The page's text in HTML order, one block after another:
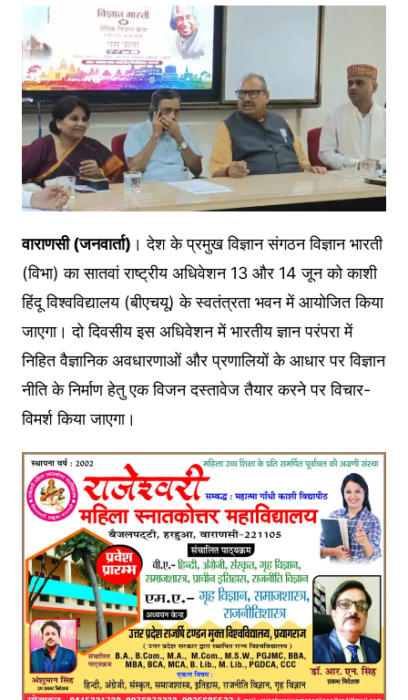
वाराणसी (जनवार्ता) । देश के प्रमुख विज्ञान संगठन विज्ञान भारती
(विभा) का सातवां राष्ट्रीय अधिवेशन 13 और 14 जून को काशी
हिंदू विश्वविद्यालय (बीएचयू) के स्वतंत्रता भवन में आयोजित किया
जाएगा। दो दिवसीय इस अधिवेशन में भारतीय ज्ञान परंपरा में
निहित वैज्ञानिक अवधारणाओं और प्रणालियों के आधार पर विज्ञान
नीति के निर्माण हेतु एक विजन दस्तावेज तैयार करने पर विचार-
विमर्श किया जाएगा।